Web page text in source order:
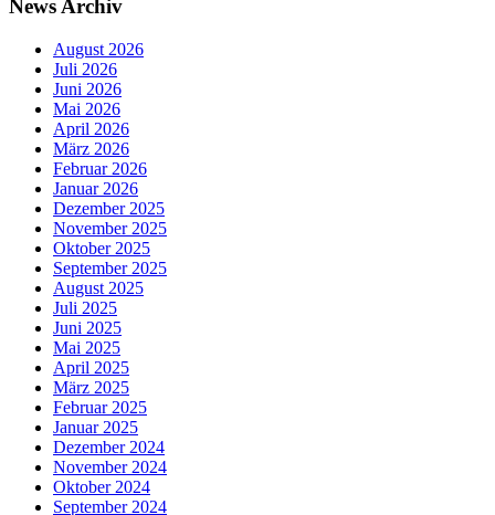
News Archiv
August 2026
Juli 2026
Juni 2026
Mai 2026
April 2026
März 2026
Februar 2026
Januar 2026
Dezember 2025
November 2025
Oktober 2025
September 2025
August 2025
Juli 2025
Juni 2025
Mai 2025
April 2025
März 2025
Februar 2025
Januar 2025
Dezember 2024
November 2024
Oktober 2024
September 2024